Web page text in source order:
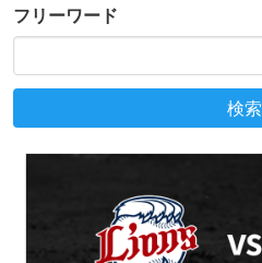
フリーワード
検索